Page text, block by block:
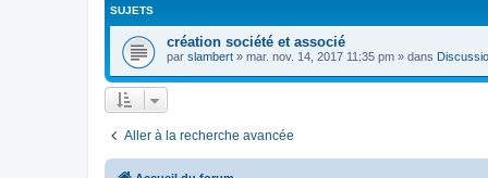
SUJETS
création société et associé
par slambert » mar. nov. 14, 2017 11:35 pm » dans
Aller à la recherche avancée